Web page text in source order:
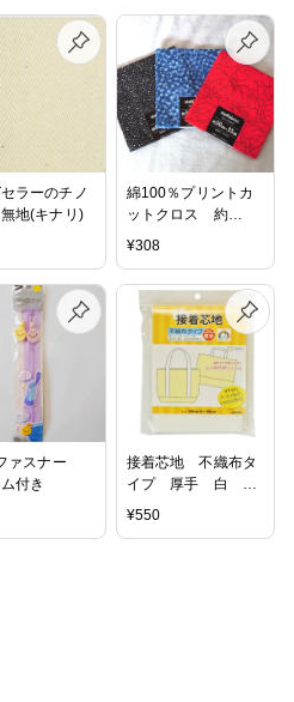
ラーのチノ
地(キナリ)
綿100％プリントカ
ットクロス 約
50cm×35cm
¥308
ァスナー
付き
接着芯地 不織布タ
イプ 厚手 白 サ
ンコッコー 清原
¥550